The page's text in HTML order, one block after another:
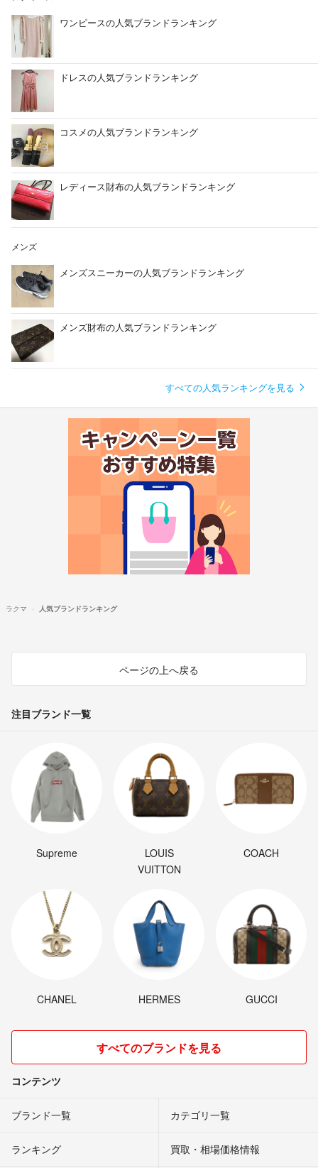
ワンピースの人気ブランドランキング
ドレスの人気ブランドランキング
コスメの人気ブランドランキング
レディース財布の人気ブランドランキング
メンズ
メンズスニーカーの人気ブランドランキング
メンズ財布の人気ブランドランキング
すべての人気ランキングを見る
ラクマ 人気ブランドランキング
ページの上へ戻る
注目ブランド一覧
Supreme
LOUIS
VUITTON
COACH
CHANEL HERMES GUCCI
すべてのブランドを見る
コンテンツ
ブランド一覧 カテゴリ一覧
ランキング 買取・相場価格情報